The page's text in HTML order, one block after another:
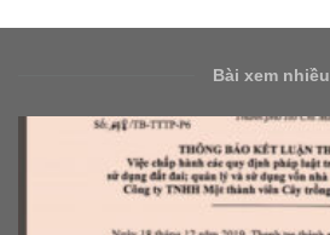
Bài xem nhiều